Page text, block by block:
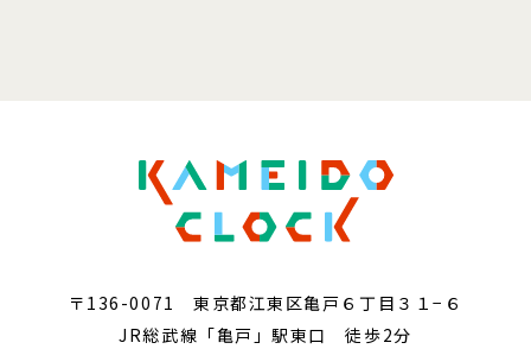
〒136-0071 東京都江東区亀戸６丁目３１−６
JR総武線「亀戸」駅東口 徒歩2分